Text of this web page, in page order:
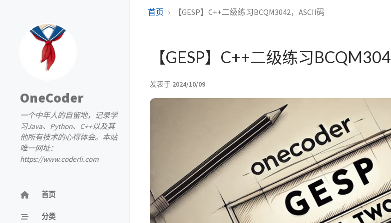
OneCoder
一个中年人的自留地，记录学
习Java、Python、C++以及其
他所有技术的心得体会。本站
唯一网址：
https://www.coderli.com
首页
分类
首页 【GESP】C++二级练习BCQM3042，ASCII码
【GESP】C++二级练习
发表于 2024/10/09